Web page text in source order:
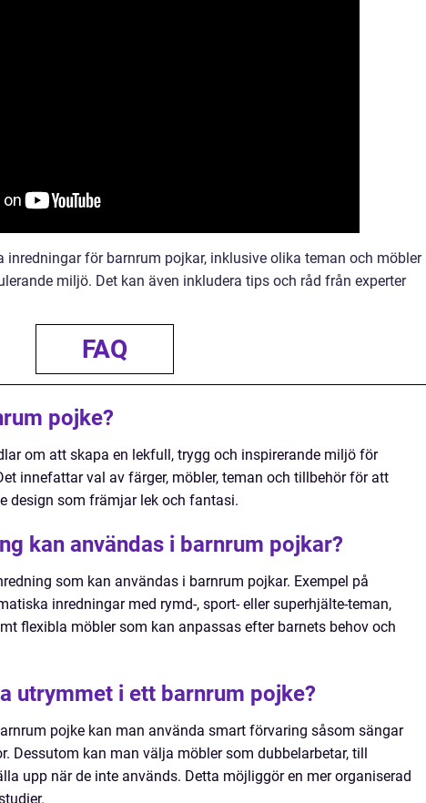
inredningar för barnrum pojkar, inklusive olika teman och möbler
miljö. Det kan även inkludera tips och råd från experter
FAQ
pojke?
om att skapa en lekfull, trygg och inspirerande miljö för
innefattar val av färger, möbler, teman och tillbehör för att
design som främjar lek och fantasi.
kan användas i barnrum pojkar?
som kan användas i barnrum pojkar. Exempel på
inredningar med rymd-, sport- eller superhjälte-teman,
flexibla möbler som kan anpassas efter barnets behov och
utrymmet i ett barnrum pojke?
pojke kan man använda smart förvaring såsom sängar
Dessutom kan man välja möbler som dubbelarbetar, till
upp när de inte används. Detta möjliggör en mer organiserad